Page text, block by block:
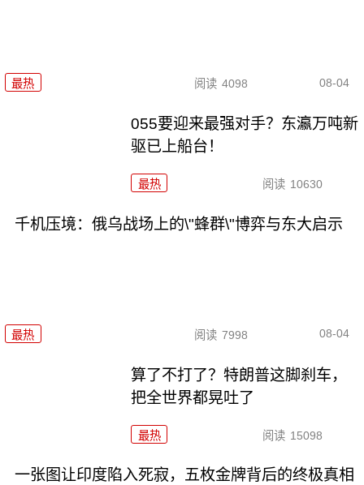
最热 阅读 4098 08-04
055要迎来最强对手？东瀛万吨新
驱已上船台！
最热 阅读 10630
千机压境：俄乌战场上的\"蜂群\"博弈与东大启示
最热 阅读 7998 08-04
算了不打了？特朗普这脚刹车，
把全世界都晃吐了
最热 阅读 15098
一张图让印度陷入死寂，五枚金牌背后的终极真相